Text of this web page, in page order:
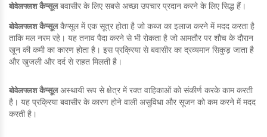
बोवेलफ्लश कैप्सूलबवासीर के लिए सबसे अच्छा उपचार प्रदान करने के लिए सिद्ध हैं।
बोवेलफ्लश कैप्सूलकैप्सूल में एक सूत्र होता है जो कब्ज का इलाज करने में मदद करता है
ताकि मल नरम रहे। यह तनाव पैदा करने से भी रोकता है जो आमतौर पर शौच के दौरान
खून की कमी का कारण होता है। इस प्रक्रिया से बवासीर का द्रव्यमान सिकुड़ जाता है
और खुजली और दर्द से राहत मिलती है।
बोवेलफ्लश कैप्सूलअस्थायी रूप से क्षेत्र में रक्त वाहिकाओं को संकीर्ण करके काम करती
है। यह प्रक्रिया बवासीर के कारण होने वाली असुविधा और सूजन को कम करने में मदद
करती है।